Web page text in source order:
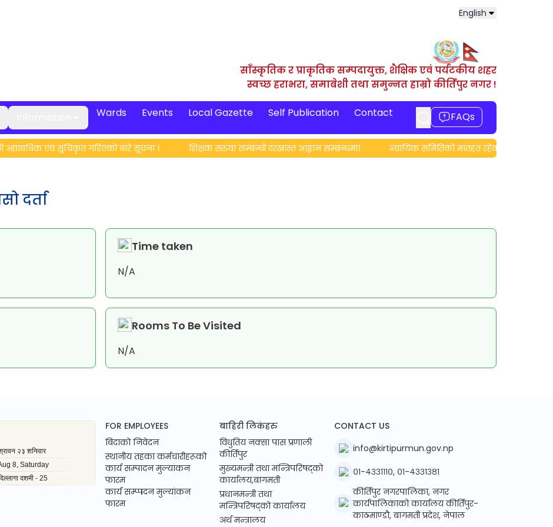
English
साँस्कृतिक र प्राकृतिक सम्पदायुक्त, शैक्षिक एवं पर्यटकीय शहर
स्वच्छ हराभरा, समाबेशी तथा समुन्नत हाम्रो कीर्तिपुर नगर !
Wards Events Local Gazette Self Publication Contact FAQs
एवं सूचिकृत गरिएको बारे सूचना । शिक्षक सरुवा सम्बन्धी दरखास्त आह्वान सम्बन्धमा। न्यायिक समितिको मातहत रहेका नष्ट भएका
दर्ता
Time taken
N/A
Rooms To Be Visited
N/A
FOR EMPLOYEES
बिदाको निवेदन
स्थानीय तहका कर्मचारीहरूको
कार्य सम्पादन मुल्यांकन
फारम
कार्य सम्प्पदन मुल्यांकन
फारम
बाहिरी लिकंहरु
विधुतिय नक्सा पास प्रणाली
कीर्तिपुर
मुख्यमन्त्री तथा मन्त्रिपरिषद्को
कार्यालय,बागमती
प्रधानमन्त्री तथा
मन्त्रिपरिषद्को कार्यालय
अर्थ मन्त्रालय
CONTACT US
info@kirtipurmun.gov.np
०१-४३३१११०, ०१-४३३१३८१
कीर्तिपुर नगरपालिका, नगर
कार्यपालिकाको कार्यालय कीर्तिपुर-
काठमाण्डौ, बागमती प्रदेश, नेपाल